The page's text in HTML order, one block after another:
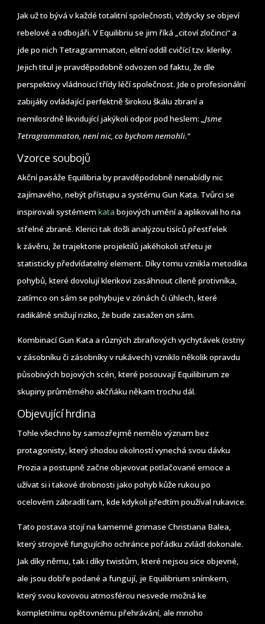
Jak už to bývá v každé totalitní společnosti, vždycky se objeví
rebelové a odbojáři. V Equilibriu se jim říká „citoví zločinci“ a
jde po nich Tetragrammaton, elitní oddíl cvičící tzv. kleriky.
Jejich titul je pravděpodobně odvozen od faktu, že dle
perspektivy vládnoucí třídy léčí společnost. Jde o profesionální
zabijáky ovládající perfektně širokou škálu zbraní a
nemilosrdně likvidující jakýkoli odpor pod heslem:„Jsme
Tetragrammaton, není nic, co bychom nemohli.“
Vzorce soubojů
Akční pasáže Equilibria by pravděpodobně nenabídly nic
zajímavého, nebýt přístupu a systému Gun Kata. Tvůrci se
inspirovali systémemkatabojových umění a aplikovali ho na
střelné zbraně. Klerici tak došli analýzou tisíců přestřelek
k závěru, že trajektorie projektilů jakéhokoli střetu je
statisticky předvídatelný element. Díky tomu vznikla metodika
pohybů, které dovolují klerikovi zasáhnout cíleně protivníka,
zatímco on sám se pohybuje v zónách či úhlech, které
radikálně snižují riziko, že bude zasažen on sám.
Kombinací Gun Kata a různých zbraňových vychytávek (ostny
v zásobníku či zásobníky v rukávech) vzniklo několik opravdu
působivých bojových scén, které posouvají Equilibirum ze
skupiny průměrného akčňáku někam trochu dál.
Objevující hrdina
Tohle všechno by samozřejmě nemělo význam bez
protagonisty, který shodou okolností vynechá svou dávku
Prozia a postupně začne objevovat potlačované emoce a
užívat si i takové drobnosti jako pohyb kůže rukou po
ocelovém zábradlí tam, kde kdykoli předtím používal rukavice.
Tato postava stojí na kamenné grimase Christiana Balea,
který strojově fungujícího ochránce pořádku zvládl dokonale.
Jak díky němu, tak i díky twistům, které nejsou sice objevné,
ale jsou dobře podané a fungují, je Equilibrium snímkem,
který svou kovovou atmosférou nesvede možná ke
kompletnímu opětovnému přehrávání, ale mnoho